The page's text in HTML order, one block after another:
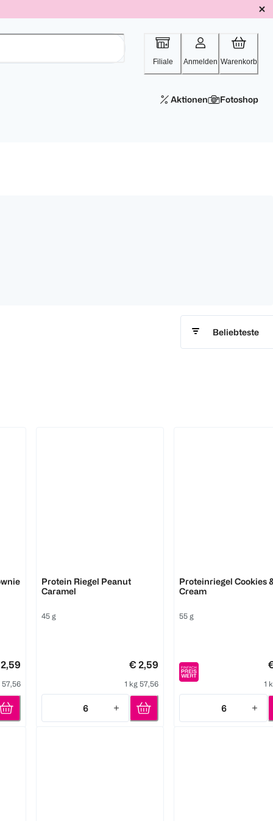
Filiale Anmelden Warenkorb
Aktionen Fotoshop
Beliebteste
57,56
Protein Riegel Peanut
Caramel
45 g
€ 2,59
1 kg 57,56
6
Quantity: 6
Proteinriegel Cookies
Cream
55 g
1
6
Quantity: 6